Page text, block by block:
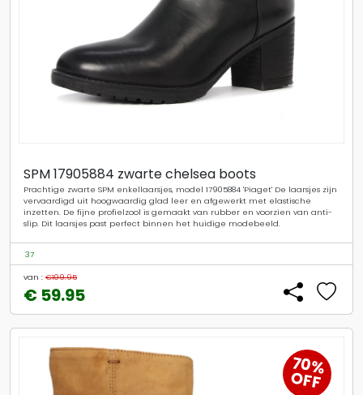
SPM 17905884 zwarte chelsea boots
Prachtige zwarte SPM enkellaarsjes, model 17905884 'Piaget' De laarsjes zijn
vervaardigd uit hoogwaardig glad leer en afgewerkt met elastische
inzetten. De fijne profielzool is gemaakt van rubber en voorzien van anti-
slip. Dit laarsjes past perfect binnen het huidige modebeeld.
37
van : €109.95
€ 59.95
70%
OFF